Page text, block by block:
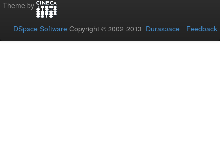
Theme by
DSpace Software Copyright © 2002-2013 Duraspace - Feedback